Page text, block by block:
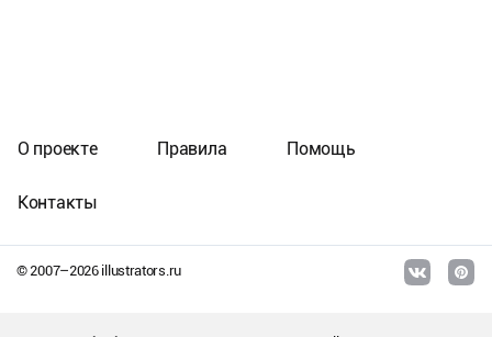
© 2007–2026illustrators.ru
О проекте Правила Помощь
Контакты